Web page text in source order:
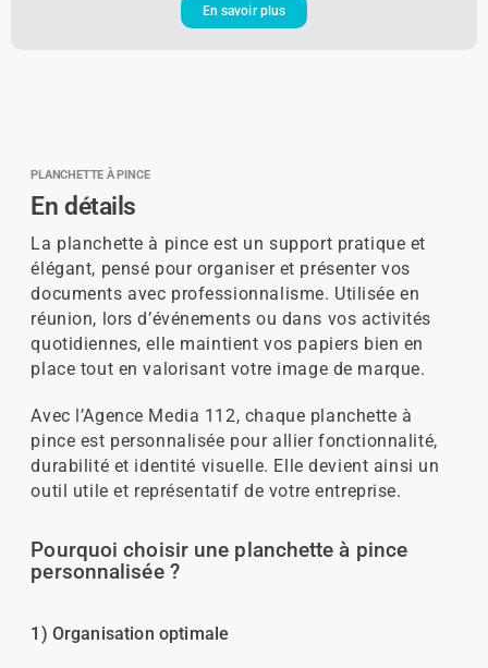
En savoir plus
PLANCHETTE À PINCE
En détails
La planchette à pince est un support pratique et
élégant, pensé pour organiser et présenter vos
documents avec professionnalisme. Utilisée en
réunion, lors d’événements ou dans vos activités
quotidiennes, elle maintient vos papiers bien en
place tout en valorisant votre image de marque.
Avec l’Agence Media 112, chaque planchette à
pince est personnalisée pour allier fonctionnalité,
durabilité et identité visuelle. Elle devient ainsi un
outil utile et représentatif de votre entreprise.
Pourquoi choisir une planchette à pince
personnalisée ?
1) Organisation optimale